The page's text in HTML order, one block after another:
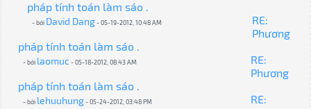
pháp tính toán làm sáo .
- bởi David Dang- 05-19-2012, 10:48 AM
RE:
Phương
pháp tính toán làm sáo .
- bởi laomuc- 05-18-2012, 08:43 AM
RE:
Phương
pháp tính toán làm sáo .
- bởi lehuuhung- 05-24-2012, 03:48 PM
RE: